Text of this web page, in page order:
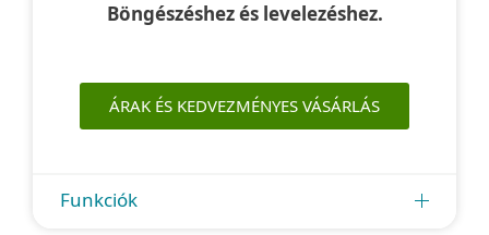
Böngészéshez és levelezéshez.
ÁRAK ÉS KEDVEZMÉNYES VÁSÁRLÁS
Funkciók